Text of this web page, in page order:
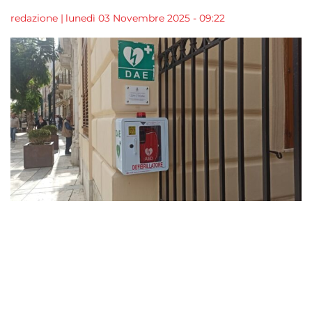
redazione | lunedì 03 Novembre 2025 - 09:22